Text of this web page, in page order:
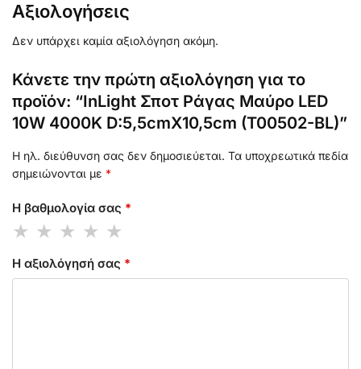
Αξιολογήσεις
Δεν υπάρχει καμία αξιολόγηση ακόμη.
Κάνετε την πρώτη αξιολόγηση για το
προϊόν: “InLight Σποτ Ράγας Μαύρο LED
10W 4000K D:5,5cmX10,5cm (T00502-BL)”
Η ηλ. διεύθυνση σας δεν δημοσιεύεται. Τα υποχρεωτικά πεδία
σημειώνονται με *
Η βαθμολογία σας *
Η αξιολόγησή σας *